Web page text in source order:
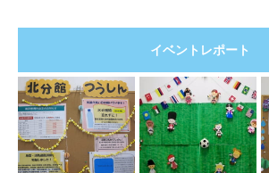
イベントレポート